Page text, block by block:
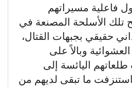
فاعلية مسيراتهم
تلك الأسلحة المصنعة في
حقيقي بجبهات القتال،
وبالاً على
اليائسة إلى
ما تبقى لديهم من